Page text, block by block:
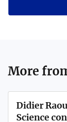
More
Didier
Science